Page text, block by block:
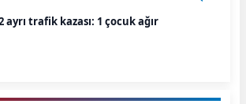
ayrı trafik kazası: 1 çocuk ağır